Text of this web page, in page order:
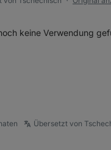
keine Verwendung
Übersetzt von